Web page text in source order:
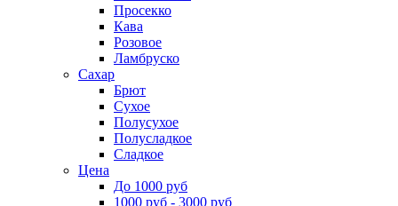
Просекко
Кава
Розовое
Ламбруско
Сахар
Брют
Сухое
Полусухое
Полусладкое
Сладкое
Цена
До 1000 руб
1000 руб - 3000 руб